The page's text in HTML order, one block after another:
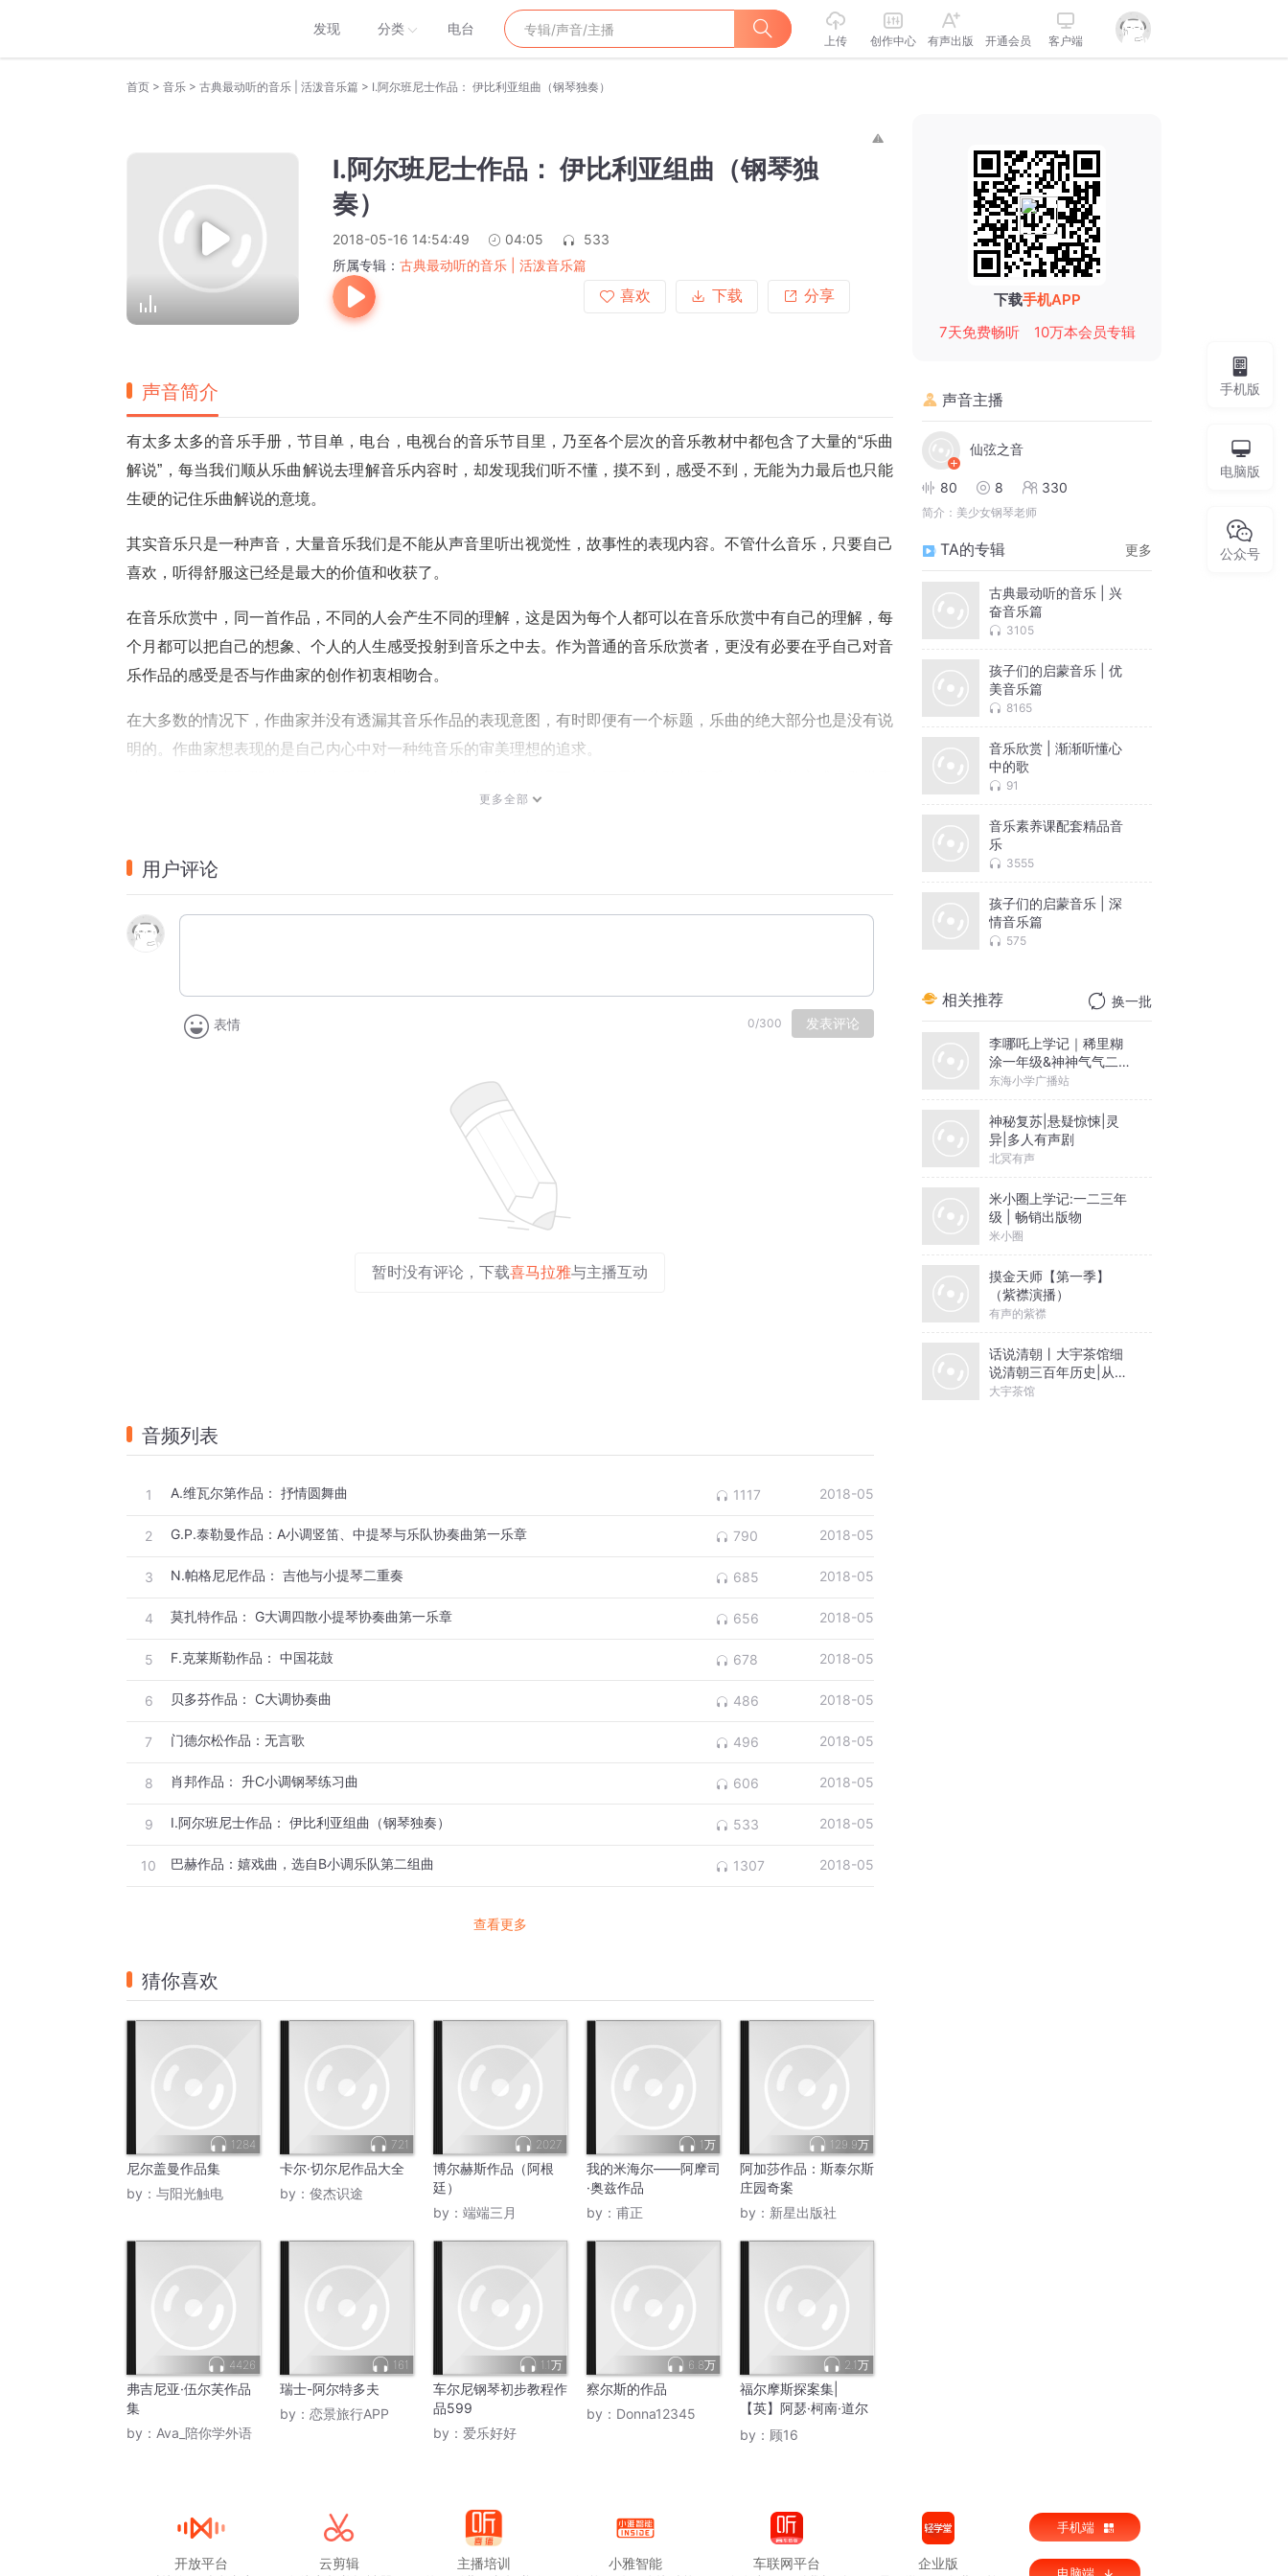
发现 分类 电台
上传 创作中心 有声出版 开通会员 客户端
首页 > 音乐 > 古典最动听的音乐 | 活泼音乐篇 > I.阿尔班尼士作品： 伊比利亚组曲（钢琴独奏）
I.阿尔班尼士作品： 伊比利亚组曲（钢琴独
奏）
2018-05-16 14:54:49 04:05
533
所属专辑： 古典最动听的音乐 | 活泼音乐篇
喜欢
下载 分享
声音简介
有太多太多的音乐手册，节目单，电台，电视台的音乐节目里，乃至各个层次的音乐教材中都包含了大量的“乐曲
解说”，每当我们顺从乐曲解说去理解音乐内容时，却发现我们听不懂，摸不到，感受不到，无能为力最后也只能
生硬的记住乐曲解说的意境。
其实音乐只是一种声音，大量音乐我们是不能从声音里听出视觉性，故事性的表现内容。不管什么音乐，只要自己
喜欢，听得舒服这已经是最大的价值和收获了。
在音乐欣赏中，同一首作品，不同的人会产生不同的理解，这是因为每个人都可以在音乐欣赏中有自己的理解，每
个月都可以把自己的想象、个人的人生感受投射到音乐之中去。作为普通的音乐欣赏者，更没有必要在乎自己对音
乐作品的感受是否与作曲家的创作初衷相吻合。
在大多数的情况下，作曲家并没有透漏其音乐作品的表现意图，有时即便有一个标题，乐曲的绝大部分也是没有说
明的。作曲家想表现的是自己内心中对一种纯音乐的审美理想的追求。
欣赏的关键性心理活动。
音乐是是从心灵说向心灵的语言。给孩子聆听最经典的音乐，不用述说，一切留给孩子用玲珑的心灵去感受。
更多全部
用户评论
表情 0/300 发表评论
暂时没有评论，下载喜马拉雅与主播互动
音频列表
1 A.维瓦尔第作品： 抒情圆舞曲 1117 2018-05
2 G.P.泰勒曼作品：A小调竖笛、中提琴与乐队协奏曲第一乐章 790 2018-05
3 N.帕格尼尼作品： 吉他与小提琴二重奏 685 2018-05
4 莫扎特作品： G大调四散小提琴协奏曲第一乐章 656 2018-05
5 F.克莱斯勒作品： 中国花鼓 678 2018-05
6 贝多芬作品： C大调协奏曲 486 2018-05
7 门德尔松作品：无言歌 496 2018-05
8 肖邦作品： 升C小调钢琴练习曲 606 2018-05
9 I.阿尔班尼士作品： 伊比利亚组曲（钢琴独奏） 533 2018-05
10 巴赫作品：嬉戏曲，选自B小调乐队第二组曲 1307 2018-05
查看更多
猜你喜欢
1284
尼尔盖曼作品集
by： 与阳光触电
721
卡尔·切尔尼作品大全
by： 俊杰识途
2027
博尔赫斯作品（阿根
廷）
by： 端端三月
1万
我的米海尔——阿摩司
·奥兹作品
by： 甫正
129.9万
阿加莎作品：斯泰尔斯
庄园奇案
by： 新星出版社
4426
弗吉尼亚·伍尔芙作品
集
by： Ava_陪你学外语
161
瑞士-阿尔特多夫
by： 恋景旅行APP
1.1万
车尔尼钢琴初步教程作
品599
by： 爱乐好好
6.8万
察尔斯的作品
by： Donna12345
2.1万
福尔摩斯探案集|
【英】阿瑟·柯南·道尔
作品
by： 顾16
下载手机APP
7天免费畅听
10万本会员专辑
声音主播
仙弦之音
80 8 330
简介： 美少女钢琴老师
TA的专辑 更多
古典最动听的音乐 | 兴
奋音乐篇
3105
孩子们的启蒙音乐 | 优
美音乐篇
8165
音乐欣赏 | 渐渐听懂心
中的歌
91
音乐素养课配套精品音
乐
3555
孩子们的启蒙音乐 | 深
情音乐篇
575
相关推荐 换一批
李哪吒上学记｜稀里糊
涂一年级&神神气气二年
级
东海小学广播站
神秘复苏|悬疑惊悚|灵
异|多人有声剧
北冥有声
米小圈上学记:一二三年
级 | 畅销出版物
米小圈
摸金天师【第一季】
（紫襟演播）
有声的紫襟
话说清朝丨大宇茶馆细
说清朝三百年历史|从努
尔哈赤到末代皇帝溥仪|
大宇茶馆
手机版
电脑版
公众号
开放平台
云剪辑
主播培训
小雅智能
车联网平台
企业版
手机端